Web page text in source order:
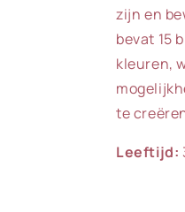
zijn en
bevat 15
kleuren,
te
Leeftijd: